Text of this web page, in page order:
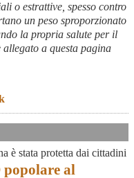
o estrattive, spesso contro
un peso sproporzionato
la propria salute per il
a questa pagina
è stata protetta dai cittadini
al